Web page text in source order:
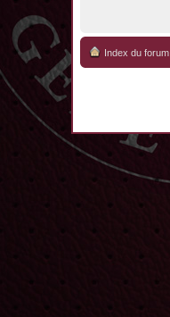
Index du forum